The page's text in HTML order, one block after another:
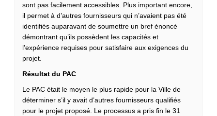
sont pas facilement accessibles. Plus important encore,
il permet à d’autres fournisseurs qui n’avaient pas été
identifiés auparavant de soumettre un bref énoncé
démontrant qu’ils possèdent les capacités et
l’expérience requises pour satisfaire aux exigences du
projet.
Résultat du PAC
Le PAC était le moyen le plus rapide pour la Ville de
déterminer s’il y avait d’autres fournisseurs qualifiés
pour le projet proposé. Le processus a pris fin le 31